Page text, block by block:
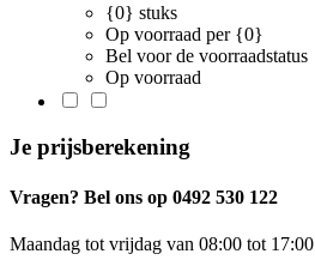
{0} stuks
Op voorraad per {0}
Bel voor de voorraadstatus
Op voorraad
Je prijsberekening
Vragen? Bel ons op 0492 530 122
Maandag tot vrijdag van 08:00 tot 17:00